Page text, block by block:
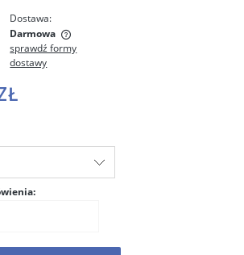
Dostawa:
Darmowa
ewentualnych kosztów płatności
sprawdź formy
dostawy